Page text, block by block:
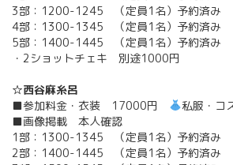
3部：1200-1245 （定員1名）予約済み
4部：1300-1345 （定員1名）予約済み
5部：1400-1445 （定員1名）予約済み
・2ショットチェキ 別途1000円
☆西谷麻糸呂
■参加料金・衣装 17000円
私服・コ
■画像掲載 本人確認
1部：1300-1345 （定員1名）予約済み
2部：1400-1445 （定員1名）予約済み